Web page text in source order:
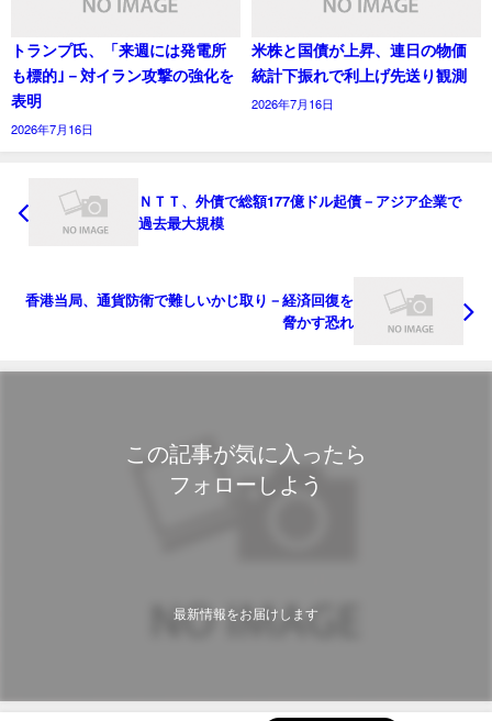
トランプ氏、「来週には発電所
も標的｣－対イラン攻撃の強化を
表明
2026年7月16日
米株と国債が上昇、連日の物価
統計下振れで利上げ先送り観測
2026年7月16日
ＮＴＴ、外債で総額177億ドル起債－アジア企業で
過去最大規模
香港当局、通貨防衛で難しいかじ取り－経済回復を
脅かす恐れ
この記事が気に入ったら
フォローしよう
最新情報をお届けします